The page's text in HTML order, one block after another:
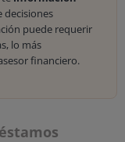
decisiones
puede requerir
lo más
financiero.